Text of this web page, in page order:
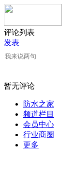
评论列表
发表
暂无评论
防水之家
频道栏目
会员中心
行业商圈
更多